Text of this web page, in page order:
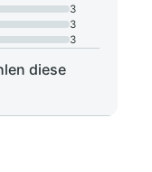
3
3
3
diese